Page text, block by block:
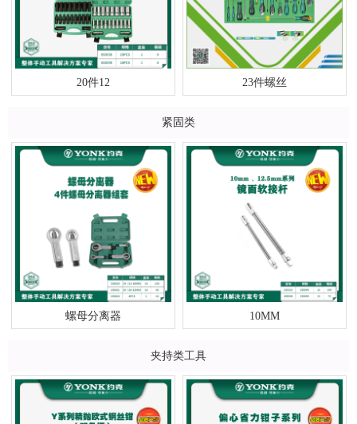
20件12 23件螺丝
紧固类
螺母分离器 10MM
夹持类工具